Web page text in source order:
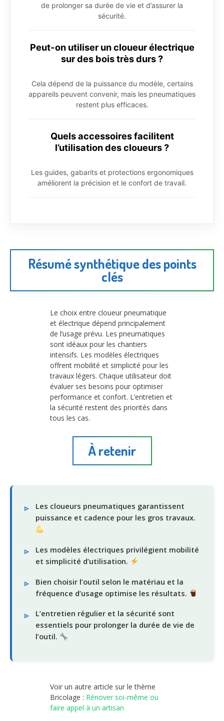
de prolonger sa durée de vie et d’assurer la
sécurité.
Peut-on utiliser un cloueur électrique
sur des bois très durs ?
Cela dépend de la puissance du modèle, certains
appareils peuvent convenir, mais les pneumatiques
restent plus efficaces.
Quels accessoires facilitent
l’utilisation des cloueurs ?
Les guides, gabarits et protections ergonomiques
améliorent la précision et le confort de travail.
Résumé synthétique des points
clés
Le choix entre cloueur pneumatique
et électrique dépend principalement
de l’usage prévu. Les pneumatiques
sont idéaux pour les chantiers
intensifs. Les modèles électriques
offrent mobilité et simplicité pour les
travaux légers. Chaque utilisateur doit
évaluer ses besoins pour optimiser
performance et confort. L’entretien et
la sécurité restent des priorités dans
tous les cas.
À retenir
Les cloueurs pneumatiques garantissent
puissance et cadence pour les gros travaux.
Les modèles électriques privilégient mobilité
et simplicité d’utilisation.
Bien choisir l’outil selon le matériau et la
fréquence d’usage optimise les résultats.
L’entretien régulier et la sécurité sont
essentiels pour prolonger la durée de vie de
l’outil.
Voir un autre article sur le thème
Bricolage : Rénover soi-même ou
faire appel à un artisan